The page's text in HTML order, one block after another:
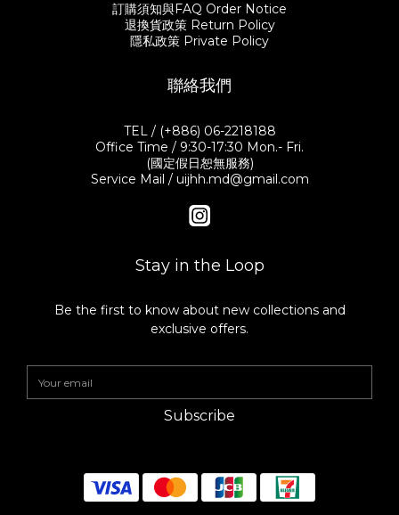
訂購須知與FAQ Order Notice
退換貨政策 Return Policy
隱私政策 Private Policy
聯絡我們
TEL / (+886) 06-2218188
Office Time / 9:30-17:30 Mon.- Fri.
(國定假日恕無服務)
Service Mail / uijhh.md@gmail.com
Stay in the Loop
Be the first to know about new collections and
exclusive offers.
Subscribe